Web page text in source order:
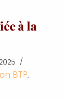
à la
BTP,